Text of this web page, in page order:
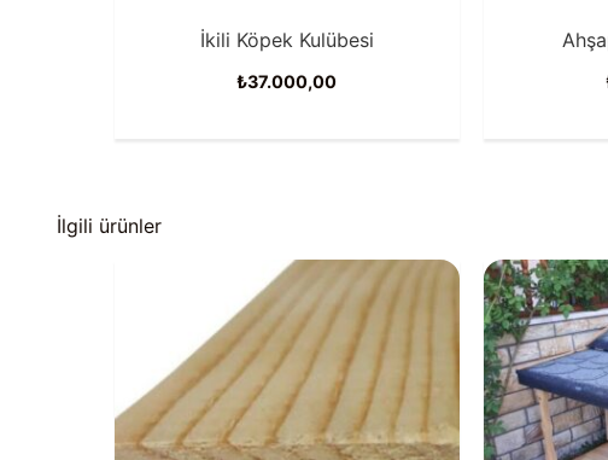
İkili Köpek Kulübesi
₺37.000,00
İlgili ürünler